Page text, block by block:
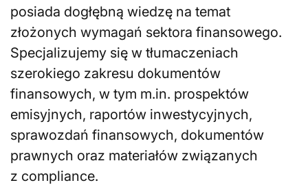
posiada dogłębną wiedzę na temat
złożonych wymagań sektora finansowego.
Specjalizujemy się w tłumaczeniach
szerokiego zakresu dokumentów
finansowych, w tym m.in. prospektów
emisyjnych, raportów inwestycyjnych,
sprawozdań finansowych, dokumentów
prawnych oraz materiałów związanych
z compliance.